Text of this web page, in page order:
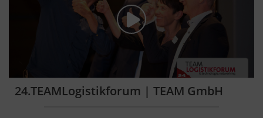
24.TEAMLogistikforum | TEAM GmbH